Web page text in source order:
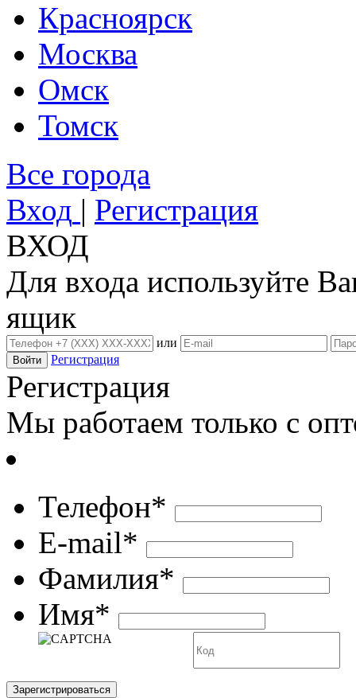
Красноярск
Москва
Омск
Томск
Все города
Вход | Регистрация
ВХОД
Для входа используйте
ящик
или
Регистрация
Регистрация
Мы работаем только с
Телефон*
E-mail*
Фамилия*
Имя*